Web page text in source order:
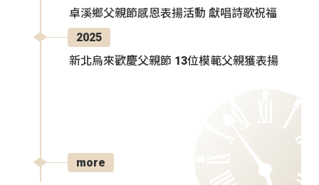
卓溪鄉父親節感恩表揚活動 獻唱詩歌祝福
2025
新北烏來歡慶父親節 13位模範父親獲表揚
more